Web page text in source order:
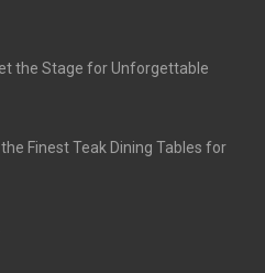
the Stage for Unforgettable
Finest Teak Dining Tables for